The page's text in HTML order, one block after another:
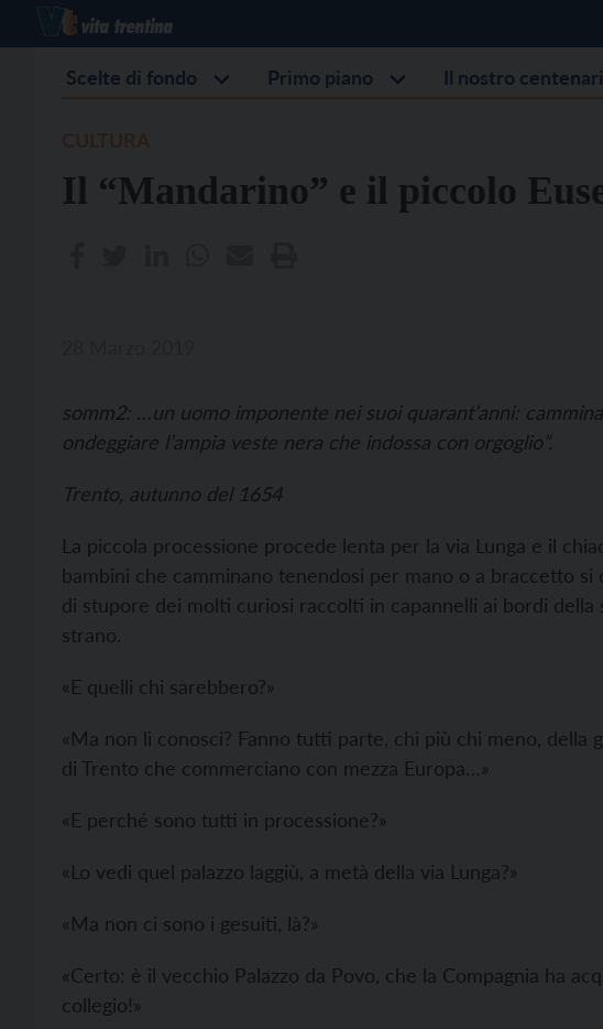
Scelte di fondo Primo piano Il nostro
Il “Mandarino” e il piccolo
somm2: …un uomo imponente nei suoi quarant’anni:
ondeggiare l’ampia veste nera che indossa con orgoglio”.
Trento, autunno del 1654
La piccola processione procede lenta per la via Lunga e il
bambini che camminano tenendosi per mano o a braccetto si
di stupore dei molti curiosi raccolti in capannelli ai bordi
strano.
«E quelli chi sarebbero?»
«Ma non li conosci? Fanno tutti parte, chi più chi meno, della
di Trento che commerciano con mezza Europa…»
«E perché sono tutti in processione?»
«Lo vedi quel palazzo laggiù, a metà della via Lunga?»
«Ma non ci sono i gesuiti, là?»
«Certo: è il vecchio Palazzo da Povo, che la Compagnia ha
collegio!»